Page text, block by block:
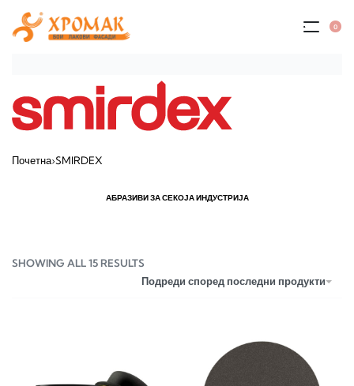
0
Почетна›SMIRDEX
АБРАЗИВИ ЗА СЕКОЈА ИНДУСТРИЈА
SHOWING ALL 15 RESULTS
Подреди според последни продукти